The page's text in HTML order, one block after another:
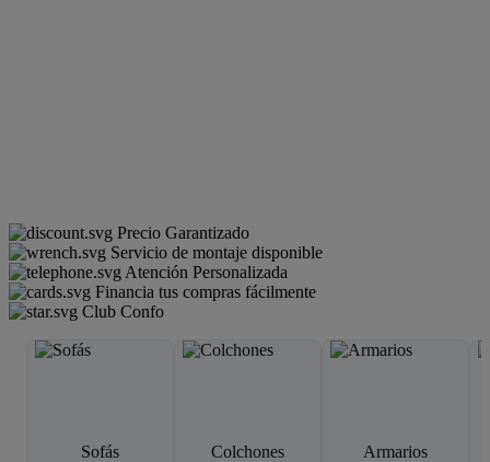
Precio Garantizado
Servicio de montaje disponible
Atención Personalizada
Financia tus compras fácilmente
Club Confo
Sofás Colchones Armarios